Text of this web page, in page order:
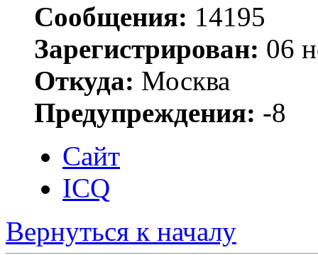
Сообщения: 14195
Зарегистрирован: 06
Откуда: Москва
Предупреждения: -8
Сайт
ICQ
Вернуться к началу